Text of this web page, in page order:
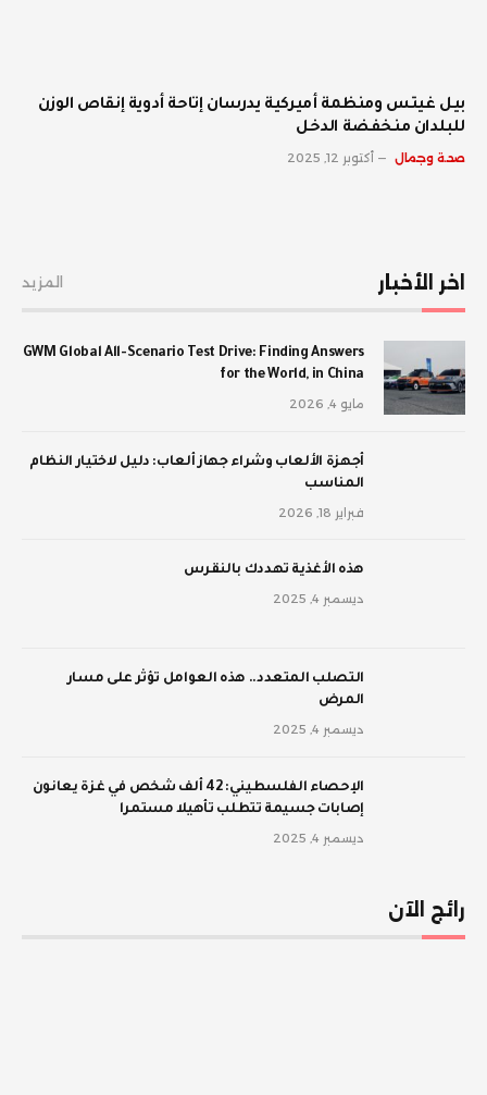
بيل غيتس ومنظمة أميركية يدرسان إتاحة أدوية إنقاص الوزن
للبلدان منخفضة الدخل
صحة وجمال أكتوبر 12, 2025
اخر الأخبار المزيد
GWM Global All-Scenario Test Drive: Finding Answers
for the World, in China
مايو 4, 2026
أجهزة الألعاب وشراء جهاز ألعاب: دليل لاختيار النظام
المناسب
فبراير 18, 2026
‫هذه الأغذية تهددك بالنقرس
ديسمبر 4, 2025
‫التصلب المتعدد.. هذه العوامل تؤثر على مسار
المرض
ديسمبر 4, 2025
الإحصاء الفلسطيني: 42 ألف شخص في غزة يعانون
إصابات جسيمة تتطلب تأهيلا مستمرا
ديسمبر 4, 2025
رائج الآن